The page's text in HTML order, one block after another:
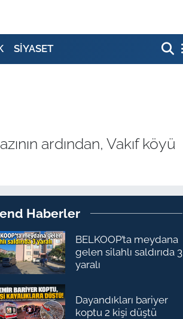
SİYASET
ardından, Vakıf köyü
Haberler
BELKOOP’ta meydana
gelen silahlı saldırıda 3
yaralı
Dayandıkları bariyer
koptu 2 kişi düştü